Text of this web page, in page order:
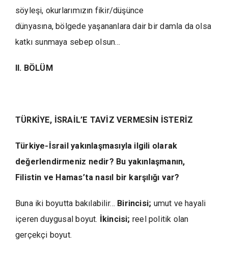
söyleşi, okurlarımızın fikir/düşünce
dünyasına, bölgede yaşananlara dair bir damla da olsa
katkı sunmaya sebep olsun…
II. BÖLÜM
TÜRKİYE, İSRAİL’E TAVİZ VERMESİN İSTERİZ
Türkiye-İsrail yakınlaşmasıyla ilgili olarak
değerlendirmeniz nedir? Bu yakınlaşmanın,
Filistin ve Hamas’ta nasıl bir karşılığı var?
Buna iki boyutta bakılabilir… Birincisi; umut ve hayali
içeren duygusal boyut. İkincisi; reel politik olan
gerçekçi boyut.